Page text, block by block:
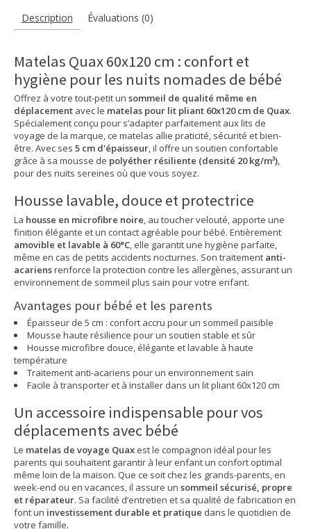
Description Évaluations (0)
Matelas Quax 60x120 cm : confort et
hygiène pour les nuits nomades de bébé
Offrez à votre tout-petit un sommeil de qualité même en
déplacement avec le matelas pour lit pliant 60x120 cm de Quax.
Spécialement conçu pour s’adapter parfaitement aux lits de
voyage de la marque, ce matelas allie praticité, sécurité et bien-
être. Avec ses 5 cm d'épaisseur, il offre un soutien confortable
grâce à sa mousse de polyéther résiliente (densité 20 kg/m³),
pour des nuits sereines où que vous soyez.
Housse lavable, douce et protectrice
La housse en microfibre noire, au toucher velouté, apporte une
finition élégante et un contact agréable pour bébé. Entièrement
amovible et lavable à 60°C, elle garantit une hygiène parfaite,
même en cas de petits accidents nocturnes. Son traitement anti-
acariensrenforce la protection contre les allergènes, assurant un
environnement de sommeil plus sain pour votre enfant.
Avantages pour bébé et les parents
Épaisseur de 5 cm : confort accru pour un sommeil paisible
Mousse haute résilience pour un soutien stable et sûr
Housse microfibre douce, élégante et lavable à haute
température
Traitement anti-acariens pour un environnement sain
Facile à transporter et à installer dans un lit pliant 60x120 cm
Un accessoire indispensable pour vos
déplacements avec bébé
Le matelas de voyage Quax est le compagnon idéal pour les
parents qui souhaitent garantir à leur enfant un confort optimal
même loin de la maison. Que ce soit chez les grands-parents, en
week-end ou en vacances, il assure un sommeil sécurisé, propre
et réparateur. Sa facilité d’entretien et sa qualité de fabrication en
font un investissement durable et pratique dans le quotidien de
votre famille.